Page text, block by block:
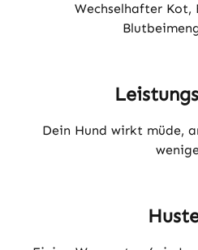
Wechselhafter Kot,
Dein Hund wirkt müde,